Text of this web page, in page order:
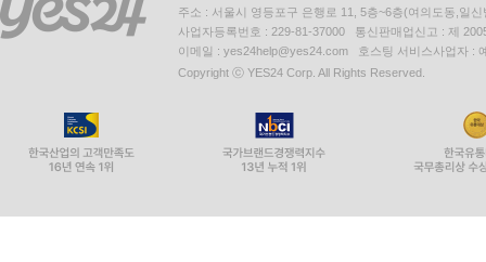
주소 : 서울시 영등포구 은행로 11, 5층~6층(여의도동,일신
사업자등록번호 : 229-81-37000 통신판매업신고 : 제
이메일 : yes24help@yes24.com 호스팅 서비스사업자 :
Copyright ⓒ YES24 Corp. All Rights Reserved.